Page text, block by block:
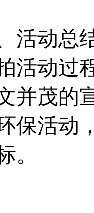
活动总
活动过
并茂的
保活动
。